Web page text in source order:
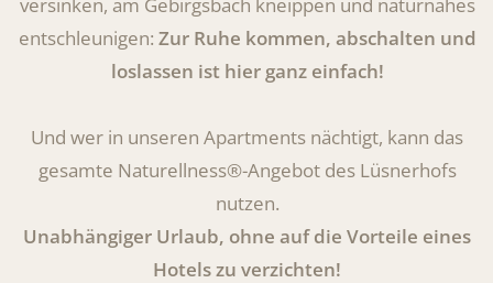
entschleunigen: Zur Ruhe kommen, abschalten und
loslassen ist hier ganz einfach!
Und wer in unseren Apartments nächtigt, kann das
gesamte Naturellness®-Angebot des Lüsnerhofs
nutzen.
Unabhängiger Urlaub, ohne auf die Vorteile eines
Hotels zu verzichten!